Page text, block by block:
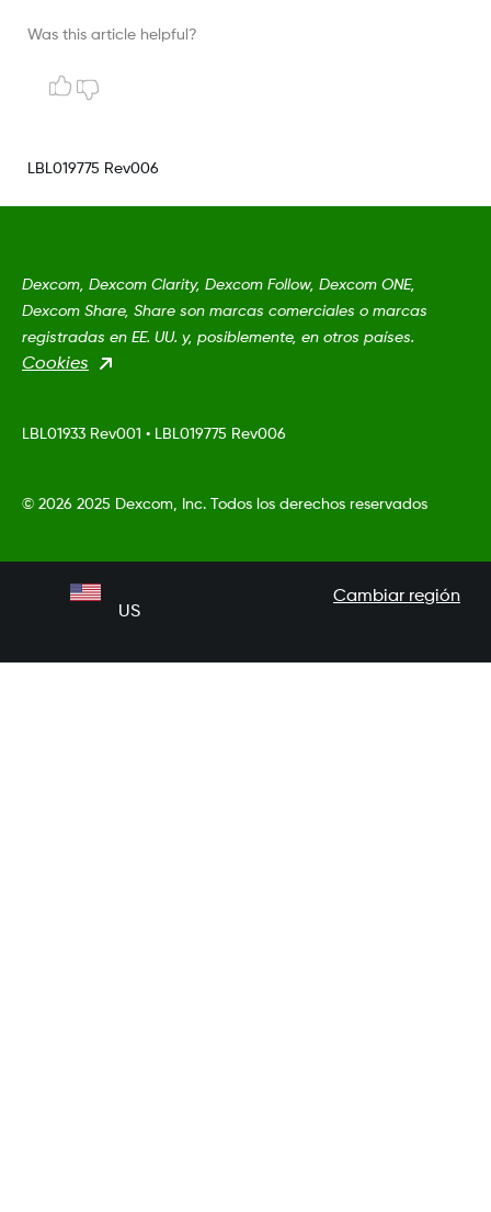
Was this article helpful?
LBL019775 Rev006
Dexcom, Dexcom Clarity, Dexcom Follow, Dexcom ONE,
Dexcom Share, Share son marcas comerciales o marcas
registradas en EE. UU. y, posiblemente, en otros países.
Cookies
LBL01933 Rev001 • LBL019775 Rev006
© 2026 2025 Dexcom, Inc. Todos los derechos reservados
US
Cambiar región